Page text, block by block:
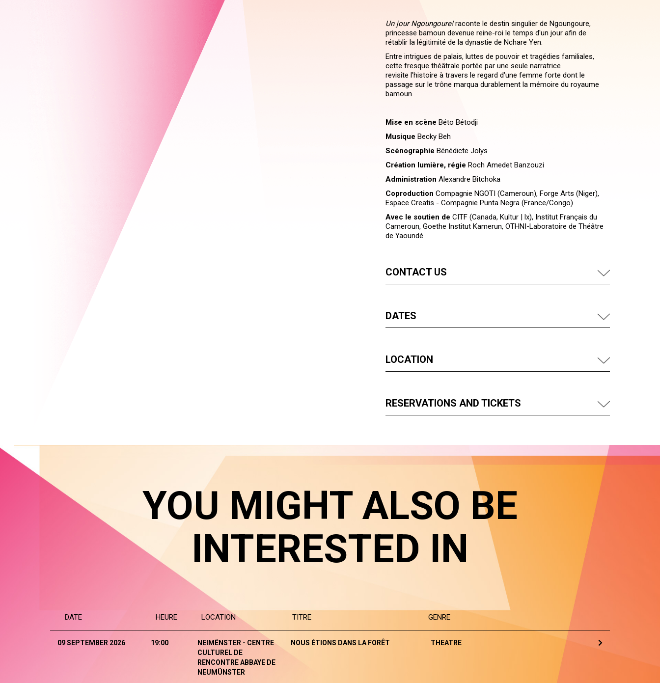
Un jour Ngoungoure!raconte le destin singulier de Ngoungoure,
princesse bamoun devenue reine-roi le temps d'un jour afin de
rétablir la légitimité de la dynastie de Nchare Yen.
Entre intrigues de palais, luttes de pouvoir et tragédies familiales,
cette fresque théâtrale portée par une seule narratrice
revisite l'histoire à travers le regard d'une femme forte dont le
passage sur le trône marqua durablement la mémoire du royaume
bamoun.
Mise en scène Béto Bétodji
Musique Becky Beh
Scénographie Bénédicte Jolys
Création lumière, régie Roch Amedet Banzouzi
Administration Alexandre Bitchoka
Coproduction Compagnie NGOTI (Cameroun), Forge Arts (Niger),
Espace Creatis - Compagnie Punta Negra (France/Congo)
Avec le soutien de CITF (Canada, Kultur | lx), Institut Français du
Cameroun, Goethe Institut Kamerun, OTHNI-Laboratoire de Théâtre
de Yaoundé
CONTACT US
DATES
LOCATION
RESERVATIONS AND TICKETS
YOU MIGHT ALSO BE
INTERESTED IN
DATE HEURE LOCATION TITRE GENRE
09 SEPTEMBER 2026 19:00
NEIMËNSTER - CENTRE
CULTUREL DE
RENCONTRE ABBAYE DE
NEUMÜNSTER
NOUS ÉTIONS DANS LA FORÊT THEATRE